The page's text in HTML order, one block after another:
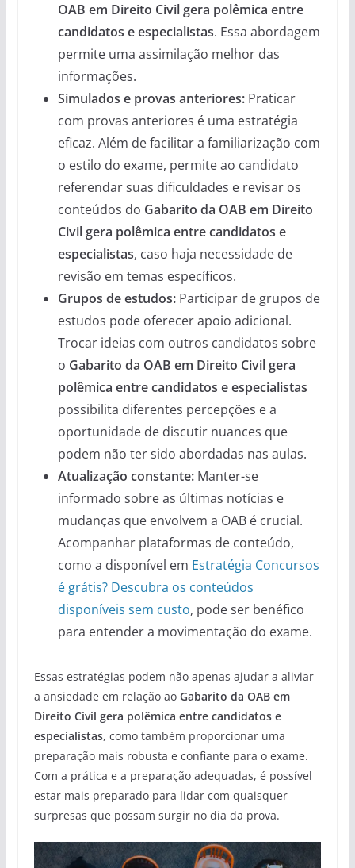
OAB em Direito Civil gera polêmica entre
candidatos e especialistas. Essa abordagem
permite uma assimilação melhor das
informações.
Simulados e provas anteriores:Praticar
com provas anteriores é uma estratégia
eficaz. Além de facilitar a familiarização com
o estilo do exame, permite ao candidato
referendar suas dificuldades e revisar os
conteúdos do Gabarito da OAB em Direito
Civil gera polêmica entre candidatos e
especialistas, caso haja necessidade de
revisão em temas específicos.
Grupos de estudos:Participar de grupos de
estudos pode oferecer apoio adicional.
Trocar ideias com outros candidatos sobre
o Gabarito da OAB em Direito Civil gera
polêmica entre candidatos e especialistas
possibilita diferentes percepções e a
oportunidade de discutir nuances que
podem não ter sido abordadas nas aulas.
Atualização constante:Manter-se
informado sobre as últimas notícias e
mudanças que envolvem a OAB é crucial.
Acompanhar plataformas de conteúdo,
como a disponível em Estratégia Concursos
é grátis? Descubra os conteúdos
disponíveis sem custo, pode ser benéfico
para entender a movimentação do exame.
Essas estratégias podem não apenas ajudar a aliviar
a ansiedade em relação ao Gabarito da OAB em
Direito Civil gera polêmica entre candidatos e
especialistas, como também proporcionar uma
preparação mais robusta e confiante para o exame.
Com a prática e a preparação adequadas, é possível
estar mais preparado para lidar com quaisquer
surpresas que possam surgir no dia da prova.